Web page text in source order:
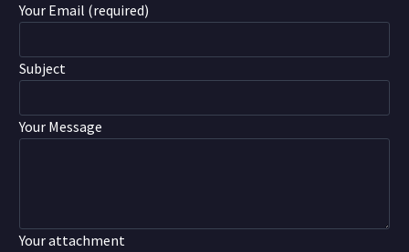
Your Email (required)
Subject
Your Message
Your attachment